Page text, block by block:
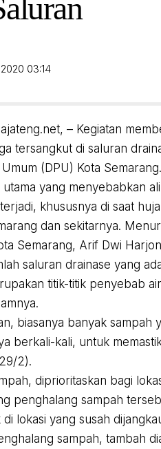
03:14
– Kegiatan
tersangkut di saluran
(DPU) Kota
utama yang menyebabkan
khususnya di saat
dan sekitarnya.
Semarang, Arif Dwi
saluran drainase yang
titik-titik penyebab
biasanya banyak
berkali-kali, untuk
2).
diprioritaskan bagi
penghalang sampah
lokasi yang susah
sampah, tambah